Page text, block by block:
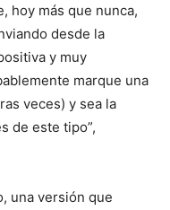
hoy más que nunca,
desde la
y muy
marque una
veces) y sea la
de este tipo”,
una versión que